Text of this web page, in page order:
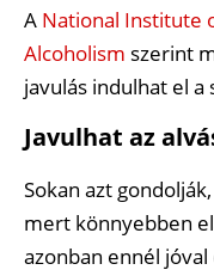
A National Institute
Alcoholism szerint
javulás indulhat el
Javulhat az
Sokan azt
mert könnyebben
azonban ennél